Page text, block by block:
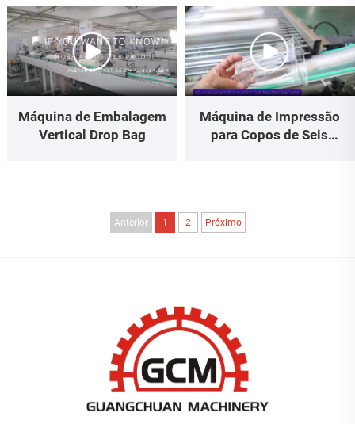
Máquina de Embalagem
Vertical Drop Bag
Máquina de Impressão
para Copos de Seis
Anterior 1 2 Próximo